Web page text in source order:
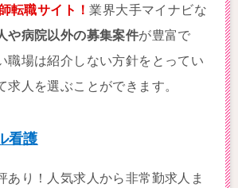
転職サイト！業界大手マイナビな
や病院以外の募集案件が豊富で
職場は紹介しない方針をとってい
求人を選ぶことができます。
看護
あり！人気求人から非常勤求人ま